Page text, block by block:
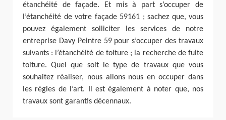
étanchéité de façade. Et mis à part s’occuper de
l’étanchéité de votre façade 59161 ; sachez que, vous
pouvez également solliciter les services de notre
entreprise Davy Peintre 59 pour s’occuper des travaux
suivants : l’étanchéité de toiture ; la recherche de fuite
toiture. Quel que soit le type de travaux que vous
souhaitez réaliser, nous allons nous en occuper dans
les règles de l’art. Il est également à noter que, nos
travaux sont garantis décennaux.